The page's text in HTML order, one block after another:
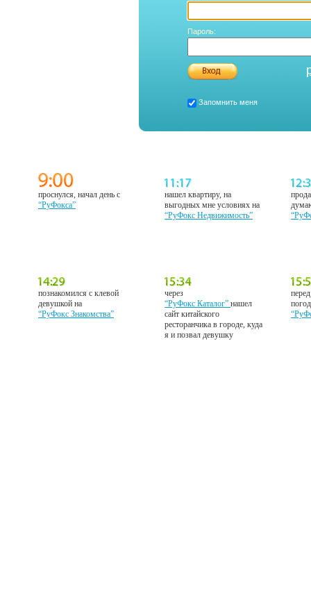
Пароль:
Запомнить меня
проснулся, начал день с
“РуФокса”
нашел квартиру, на
выгодных мне условиях на
“РуФокс Недвижимость”
познакомился с клевой
девушкой на
“РуФокс Знакомства”
через
“РуФокс Каталог”нашел
сайт китайского
ресторанчика в городе, куда
я и позвал девушку